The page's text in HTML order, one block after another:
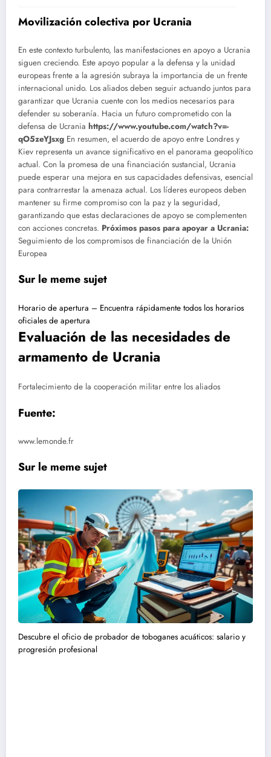
Movilización colectiva por Ucrania
En este contexto turbulento, las manifestaciones en apoyo a Ucrania
siguen creciendo. Este apoyo popular a la defensa y la unidad
europeas frente a la agresión subraya la importancia de un frente
internacional unido. Los aliados deben seguir actuando juntos para
garantizar que Ucrania cuente con los medios necesarios para
defender su soberanía. Hacia un futuro comprometido con la
defensa de Ucrania https://www.youtube.com/watch?v=-
qO5zeYJsxg En resumen, el acuerdo de apoyo entre Londres y
Kiev representa un avance significativo en el panorama geopolítico
actual. Con la promesa de una financiación sustancial, Ucrania
puede esperar una mejora en sus capacidades defensivas, esencial
para contrarrestar la amenaza actual. Los líderes europeos deben
mantener su firme compromiso con la paz y la seguridad,
garantizando que estas declaraciones de apoyo se complementen
con acciones concretas. Próximos pasos para apoyar a Ucrania:
Seguimiento de los compromisos de financiación de la Unión
Europea
Sur le meme sujet
Horario de apertura – Encuentra rápidamente todos los horarios
oficiales de apertura
Evaluación de las necesidades de
armamento de Ucrania
Fortalecimiento de la cooperación militar entre los aliados
Fuente:
www.lemonde.fr
Sur le meme sujet
Descubre el oficio de probador de toboganes acuáticos: salario y
progresión profesional